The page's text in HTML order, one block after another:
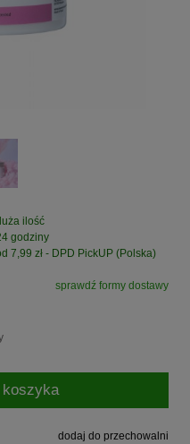
ilość
godziny
7,99 zł - DPD PickUP (Polska)
płatności
sprawdź formy dostawy
koszyka
dodaj do przechowalni